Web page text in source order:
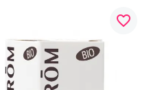
favorite_border